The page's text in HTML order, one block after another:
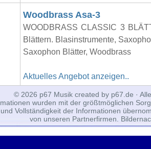
Woodbrass Asa-3
WOODBRASS CLASSIC 3
Blättern. Blasinstrumente,
Saxophon Blätter, Woodbrass
Aktuelles Angebot anzeigen..
© 2026 p67 Musik created by p67.de ·
wurden mit der größtmöglichen
Vollständigkeit der Informationen
von unseren Partnerfirmen.